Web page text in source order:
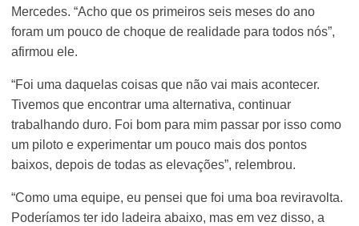
Mercedes. “Acho que os primeiros seis meses do ano
foram um pouco de choque de realidade para todos nós”,
afirmou ele.
“Foi uma daquelas coisas que não vai mais acontecer.
Tivemos que encontrar uma alternativa, continuar
trabalhando duro. Foi bom para mim passar por isso como
um piloto e experimentar um pouco mais dos pontos
baixos, depois de todas as elevações”, relembrou.
“Como uma equipe, eu pensei que foi uma boa reviravolta.
Poderíamos ter ido ladeira abaixo, mas em vez disso, a